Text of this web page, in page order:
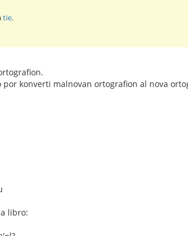
tie.
konverti malnovan ortografion al nova
libro: